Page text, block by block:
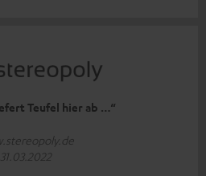
Teufel hier ab …“
31.03.2022